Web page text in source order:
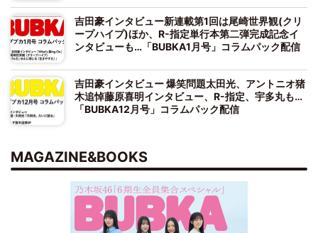
吉田豪インタビュー新連載第1回は尾崎世界観(クリ
ープハイプ)ほか、R-指定単行本第二弾完成記念イ
ンタビューも…「BUBKA1月号」コラムパック配信
吉田豪インタビュー 爆笑問題太田光、アントニオ猪
木追悼藤原喜明インタビュー、R-指定、宇多丸も…
「BUBKA12月号」コラムパック配信
MAGAZINE&BOOKS